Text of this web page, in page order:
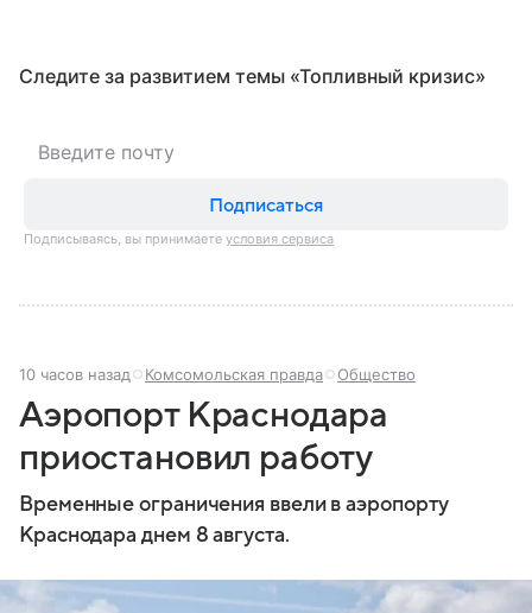
Следите за развитием темы «Топливный кризис»
Подписаться
Подписываясь, вы принимаете условия сервиса
10 часов назад Комсомольская правда Общество
Аэропорт Краснодара
приостановил работу
Временные ограничения ввели в аэропорту
Краснодара днем 8 августа.